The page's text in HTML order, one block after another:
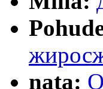
nata: